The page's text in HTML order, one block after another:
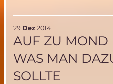
drucken
keine
29 Dez 2014
AUF ZU MOND
WAS MAN
SOLLTE